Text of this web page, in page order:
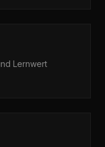
Lernwert